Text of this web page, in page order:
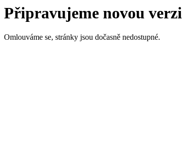
Připravujeme novou verzi
Omlouváme se, stránky jsou dočasně nedostupné.